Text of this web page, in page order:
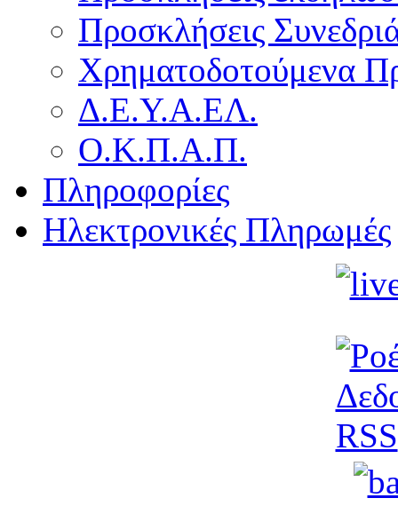
Προσκλήσεις
Χρηματοδοτούμενα
Δ.Ε.Υ.Α.ΕΛ.
Ο.Κ.Π.Α.Π.
Πληροφορίες
Ηλεκτρονικές Πληρωμές